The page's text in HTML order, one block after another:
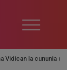
Vidican la cununia